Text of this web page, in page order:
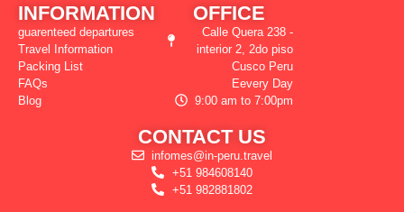
INFORMATION
guarenteed departures
Travel Information
Packing List
FAQs
Blog
OFFICE
Calle Quera 238 -
interior 2, 2do piso
Cusco Peru
Eevery Day
9:00 am to 7:00pm
CONTACT US
infomes@in-peru.travel
+51 984608140
+51 982881802